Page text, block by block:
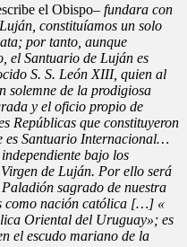
el Obispo– fundara con
constituíamos un solo
por tanto, aunque
el Santuario de Luján es
S. S. León XIII, quien al
solemne de la prodigiosa
y el oficio propio de
Repúblicas que constituyeron
es Santuario Internacional…
bajo los
de Luján. Por ello será
sagrado de nuestra
como nación católica […] «
Oriental del Uruguay»; es
el escudo mariano de la